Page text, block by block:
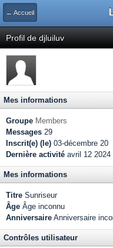
← Accueil
Profil de djluiluv
Mes informations
Groupe Members
Messages 29
Inscrit(e) (le) 03-décembre 20
Dernière activité avril 12 2024
Mes informations
Titre Sunriseur
Âge Âge inconnu
Anniversaire Anniversaire
Contrôles utilisateur